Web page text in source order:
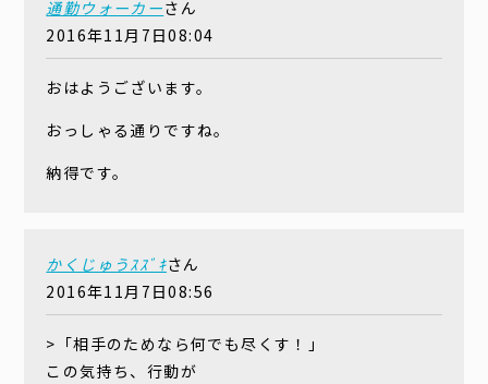
通勤ウォーカーさん
2016年11月7日08:04
おはようございます。
おっしゃる通りですね。
納得です。
かくじゅうｽｽﾞｷさん
2016年11月7日08:56
>「相手のためなら何でも尽くす！」
この気持ち、行動が